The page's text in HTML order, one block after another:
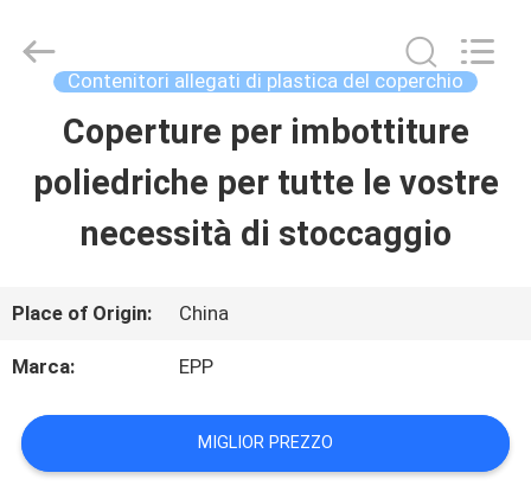
CASA
PRODOTTI
CHI
SIAMO
VISITA
stoccaggio
supplier.
Copyright
Rights
Contenitori allegati di plastica del coperchio
Coperture per imbottiture
poliedriche per tutte le vostre
necessità di stoccaggio
Place of Origin: China
Marca: EPP
MIGLIOR PREZZO